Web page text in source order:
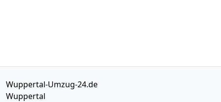
Wuppertal-Umzug-24.de
Wuppertal